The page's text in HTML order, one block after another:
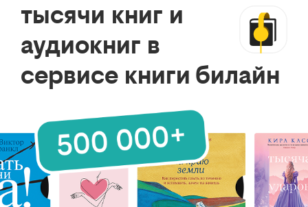
тысячи книг и
аудиокниг в
сервисе книги билайн